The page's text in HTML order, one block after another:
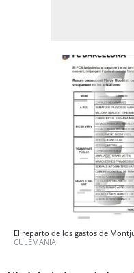
El reparto de los gastos de
CULEMANIA